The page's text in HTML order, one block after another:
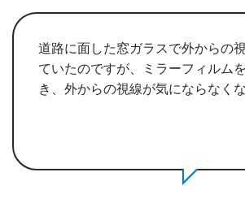
道路に面した窓ガラスで外からの
ていたのですが、ミラーフィルム
き、外からの視線が気にならなくな